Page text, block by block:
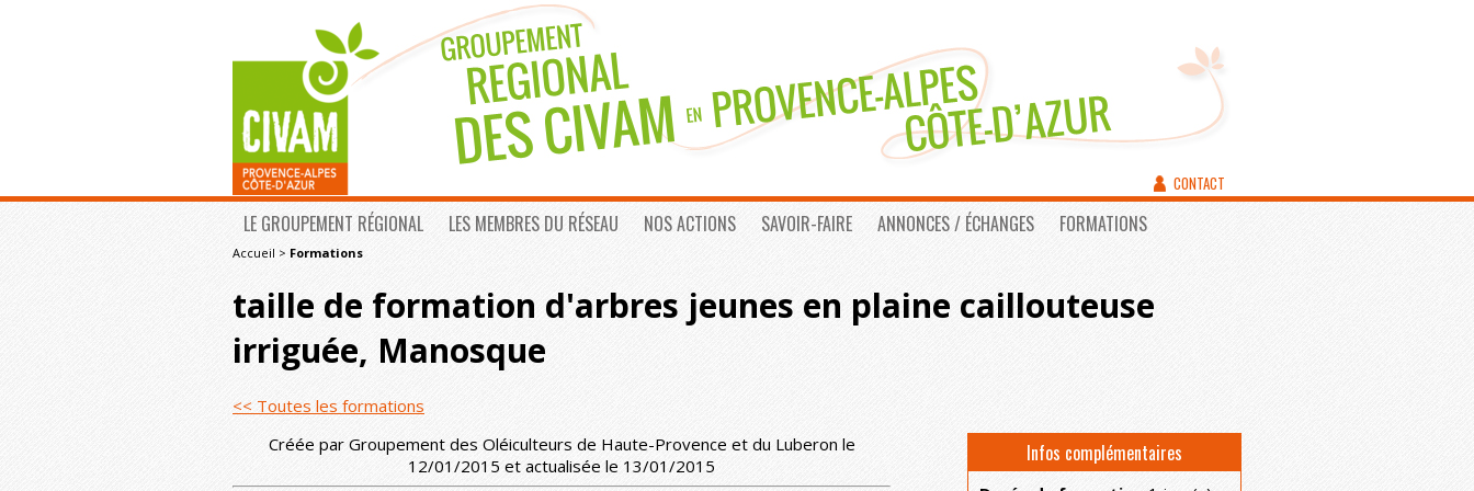
CONTACT
LE GROUPEMENT RÉGIONAL LES MEMBRES DU RÉSEAU NOS ACTIONS SAVOIR-FAIRE ANNONCES / ÉCHANGES FORMATIONS
Accueil > Formations
taille de formation d'arbres jeunes en plaine caillouteuse
irriguée, Manosque
<< Toutes les formations
Créée par Groupement des Oléiculteurs de Haute-Provence et du Luberon le
12/01/2015 et actualisée le 13/01/2015
Infos complémentaires